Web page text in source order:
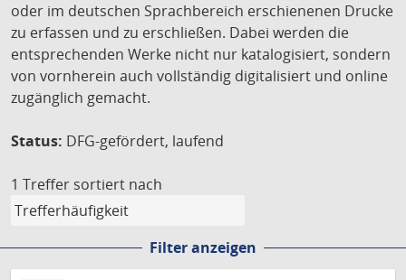
oder im deutschen Sprachbereich erschienenen Drucke
zu erfassen und zu erschließen. Dabei werden die
entsprechenden Werke nicht nur katalogisiert, sondern
von vornherein auch vollständig digitalisiert und online
zugänglich gemacht.
Status: DFG-gefördert, laufend
1 Treffer sortiert nach
Filter anzeigen